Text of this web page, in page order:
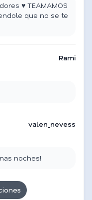
♥ TEAMAMOS
que no se te
Rami
valen_nevess
noches!